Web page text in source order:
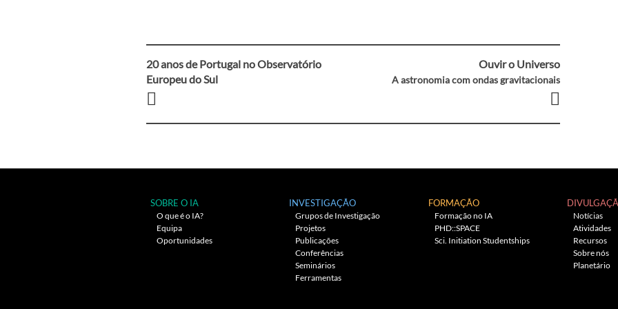
Navegação
entre
artigos
20 anos de Portugal no Observatório
Europeu do Sul
Ouvir o Universo
A astronomia com ondas gravitacionais
SOBRE O IA
O que é o IA?
Equipa
Oportunidades
INVESTIGAÇÃO
Grupos de Investigação
Projetos
Publicações
Conferências
Seminários
Ferramentas
FORMAÇÃO
Formação no IA
PHD::SPACE
Sci. Initiation Studentships
Notícias
Atividades
Recursos
Sobre nós
Planetário